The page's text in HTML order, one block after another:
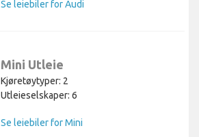
Se leiebiler for Audi
Mini Utleie
Kjøretøytyper: 2
Utleieselskaper: 6
Se leiebiler for Mini